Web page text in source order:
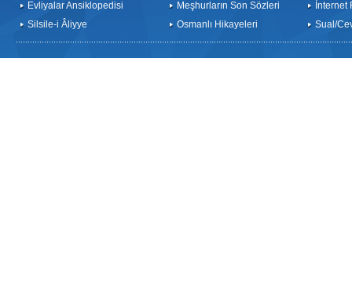
Evliyalar Ansiklopedisi
Silsile-i Âliyye
Meşhurların Son Sözleri
Osmanlı Hikayeleri
İnternet
Sual/